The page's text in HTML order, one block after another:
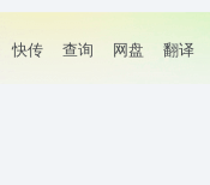
快传 查询 网盘 翻译